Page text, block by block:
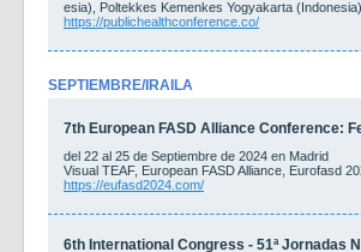
esia), Poltekkes Kemenkes Yogyakarta
https://publichealthconference.co/
SEPTIEMBRE/IRAILA
7th European FASD Alliance Conference:
del 22 al 25 de Septiembre de 2024 en Madrid
Visual TEAF, European FASD Alliance, Eurofasd
https://eufasd2024.com/
6th International Congress - 51ª Jornadas